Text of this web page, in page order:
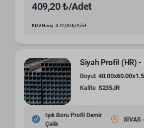
409,20 ₺/Adet
KDV Hariç: 372,00 ₺/Adet
Siyah Profil (HR)
Boyut
Kalite S235JR
Işık Boru Profil Demir
Çelik
SİVAS